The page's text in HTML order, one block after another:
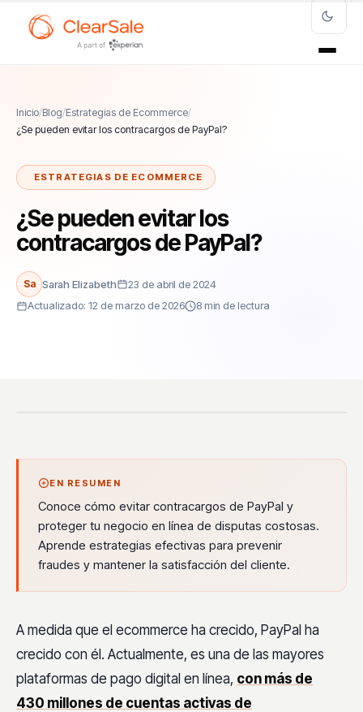
Inicio/Blog/Estrategias de Ecommerce/
¿Se pueden evitar los contracargos de PayPal?
ESTRATEGIAS DE ECOMMERCE
¿Se pueden evitar los
contracargos de PayPal?
Sa Sarah Elizabeth
23 de abril de 2024
Actualizado: 12 de marzo de 2026
8 min de lectura
EN RESUMEN
Conoce cómo evitar contracargos de PayPal y
proteger tu negocio en línea de disputas costosas.
Aprende estrategias efectivas para prevenir
fraudes y mantener la satisfacción del cliente.
A medida que el ecommerce ha crecido, PayPal ha
crecido con él. Actualmente, es una de las mayores
plataformas de pago digital en línea, con más de
430 millones de cuentas activas de